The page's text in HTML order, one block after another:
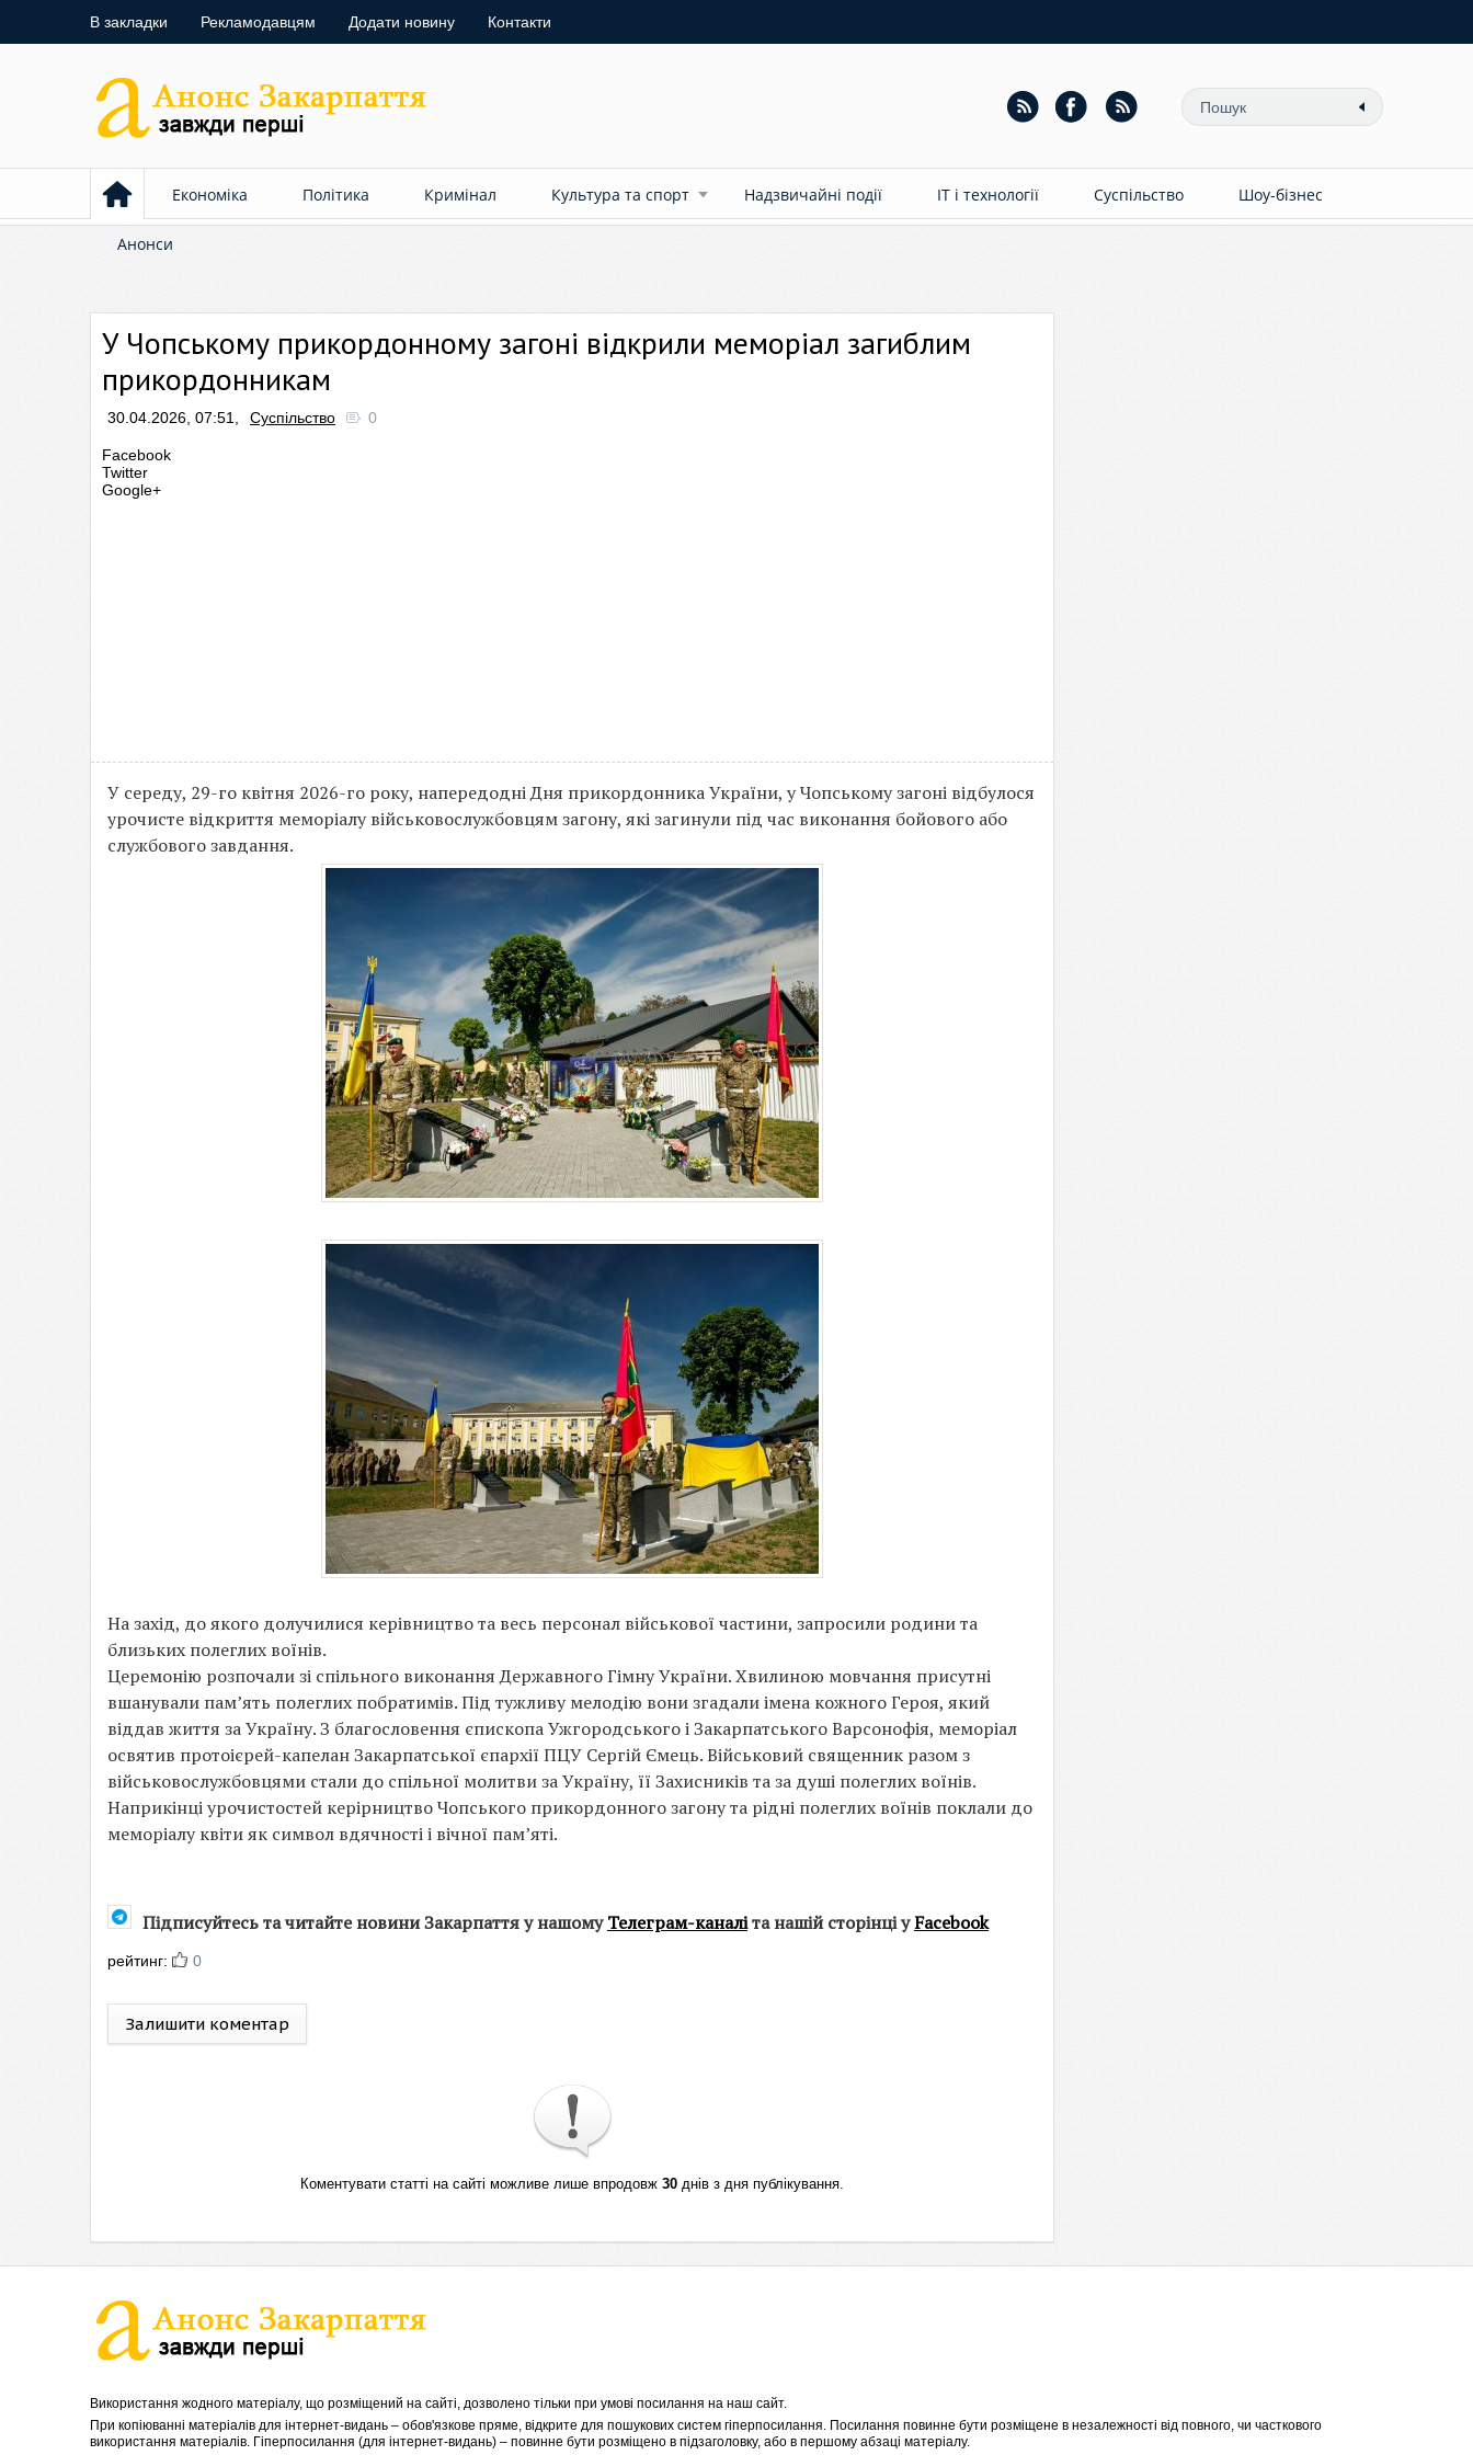
В закладки Рекламодавцям Додати новину Контакти
Економіка Політика Кримінал Культура та спорт Надзвичайні події ІТ і технології Суспільство Шоу-бізнес
Анонси
У Чопському прикордонному загоні відкрили меморіал загиблим
прикордонникам
30.04.2026, 07:51, Суспільство 0
Facebook
Twitter
Google+
У середу, 29-го квітня 2026-го року, напередодні Дня прикордонника України, у Чопському загоні відбулося
урочисте відкриття меморіалу військовослужбовцям загону, які загинули під час виконання бойового або
службового завдання.
На захід, до якого долучилися керівництво та весь персонал військової частини, запросили родини та
близьких полеглих воїнів.
Церемонію розпочали зі спільного виконання Державного Гімну України. Хвилиною мовчання присутні
вшанували пам’ять полеглих побратимів. Під тужливу мелодію вони згадали імена кожного Героя, який
віддав життя за Україну. З благословення єпископа Ужгородського і Закарпатського Варсонофія, меморіал
освятив протоієрей-капелан Закарпатської єпархії ПЦУ Сергій Ємець. Військовий священник разом з
військовослужбовцями стали до спільної молитви за Україну, її Захисників та за душі полеглих воїнів.
Наприкінці урочистостей керірництво Чопського прикордонного загону та рідні полеглих воїнів поклали до
меморіалу квіти як символ вдячності і вічної пам’яті.
Підписуйтесь та читайте новини Закарпаття у нашомуТелеграм-каналіта нашій сторінці уFacebook
рейтинг: 0
Залишити коментар
Коментувати статті на сайті можливе лише впродовж 30 днів з дня публікування.
Використання жодного матеріалу, що розміщений на сайті, дозволено тільки при умові посилання на наш сайт.
При копіюванні матеріалів для інтернет-видань – обов'язкове пряме, відкрите для пошукових систем гіперпосилання. Посилання повинне бути розміщене в незалежності від повного, чи часткового
використання матеріалів. Гіперпосилання (для інтернет-видань) – повинне бути розміщено в підзаголовку, або в першому абзаці матеріалу.